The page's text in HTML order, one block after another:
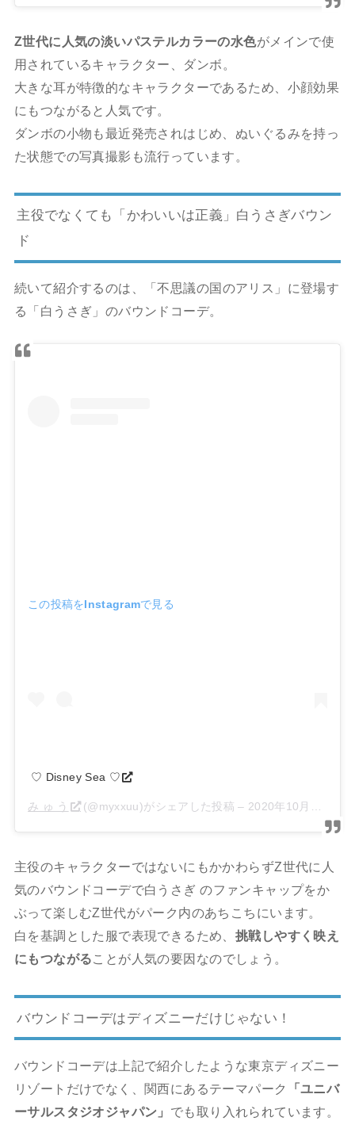
Z世代に人気の淡いパステルカラーの水色がメインで使
用されているキャラクター、ダンボ。
大きな耳が特徴的なキャラクターであるため、小顔効果
にもつながると人気です。
ダンボの小物も最近発売されはじめ、ぬいぐるみを持っ
た状態での写真撮影も流行っています。
主役でなくても「かわいいは正義」白うさぎバウン
ド
続いて紹介するのは、
「不思議の国のアリス」に登場す
る「白うさぎ」のバウンドコーデ。
この投稿をInstagramで見る
♡ Disney Sea ♡
み ゅ う (@myxxuu)がシェアした投稿 – 2020年10月月12日午前4時07分PDT
主役のキャラクターではないにもかかわらずZ世代に人
気のバウンドコーデで白うさぎ のファンキャップをか
ぶって楽しむZ世代がパーク内のあちこちにいます。
白を基調とした服で表現できるため、 挑戦しやすく映え
にもつながることが人気の要因なのでしょう。
バウンドコーデはディズニーだけじゃない！
バウンドコーデは上記で紹介したような東京ディズニー
リゾートだけでなく、関西にあるテーマパーク
「ユニバ
ーサルスタジオジャパン」 でも取り入れられています。